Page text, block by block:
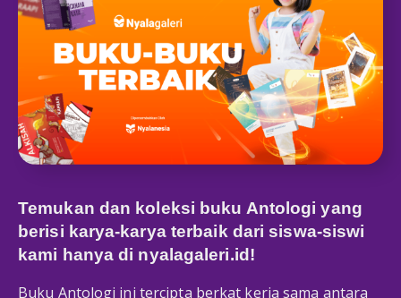
Temukan dan koleksi buku Antologi yang
berisi karya-karya terbaik dari siswa-siswi
kami hanya di nyalagaleri.id !
Buku Antologi ini tercipta berkat kerja sama antara